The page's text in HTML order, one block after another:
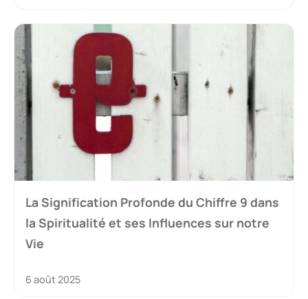
La Signification Profonde du Chiffre 9 dans
la Spiritualité et ses Influences sur notre
Vie
6 août 2025